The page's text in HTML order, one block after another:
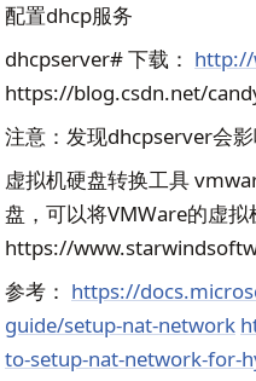
配置dhcp服务
dhcpserver# 下载： http://
https://blog.csdn.net/
注意：发现dhcpserver会
虚拟机硬盘转换工具
盘，可以将VMWare的虚拟
https://
参考： https://
guide/setup-nat-network
to-setup-nat-network-for-